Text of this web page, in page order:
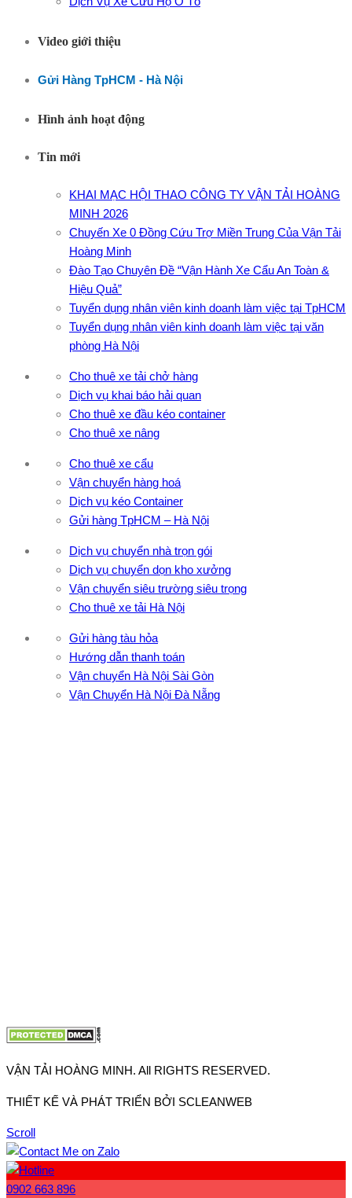
Video giới thiệu
Gửi Hàng TpHCM - Hà Nội
Hình ảnh hoạt động
Tin mới
KHAI MẠC HỘI THAO CÔNG TY VẬN TẢI HOÀNG
MINH 2026
Chuyến Xe 0 Đồng Cứu Trợ Miền Trung Của Vận Tải
Hoàng Minh
Đào Tạo Chuyên Đề “Vận Hành Xe Cẩu An Toàn &
Hiệu Quả”
Tuyển dụng nhân viên kinh doanh làm việc tại TpHCM
Tuyển dụng nhân viên kinh doanh làm việc tại văn
phòng Hà Nội
Cho thuê xe tải chở hàng
Dịch vụ khai báo hải quan
Cho thuê xe đầu kéo container
Cho thuê xe nâng
Cho thuê xe cẩu
Vận chuyển hàng hoá
Dịch vụ kéo Container
Gửi hàng TpHCM – Hà Nội
Dịch vụ chuyển nhà trọn gói
Dịch vụ chuyển dọn kho xưởng
Vận chuyển siêu trường siêu trọng
Cho thuê xe tải Hà Nội
Gửi hàng tàu hỏa
Hướng dẫn thanh toán
Vận chuyển Hà Nội Sài Gòn
Vận Chuyển Hà Nội Đà Nẵng
VẬN TẢI HOÀNG MINH. All RIGHTS RESERVED.
THIẾT KẾ VÀ PHÁT TRIỂN BỞI SCLEANWEB
Scroll
0902 663 896